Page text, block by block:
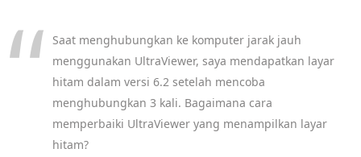
Saat menghubungkan ke komputer jarak jauh
menggunakan UltraViewer, saya mendapatkan layar
hitam dalam versi 6.2 setelah mencoba
menghubungkan 3 kali. Bagaimana cara
memperbaiki UltraViewer yang menampilkan layar
hitam?